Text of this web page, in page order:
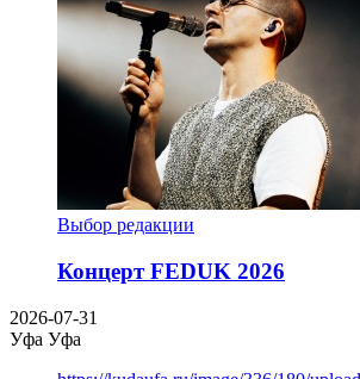
Выбор редакции
Концерт FEDUK 2026
2026-07-31
Уфа Уфа